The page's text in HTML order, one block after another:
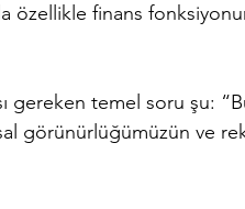
özellikle finans
gereken temel soru şu:
görünürlüğümüzün ve